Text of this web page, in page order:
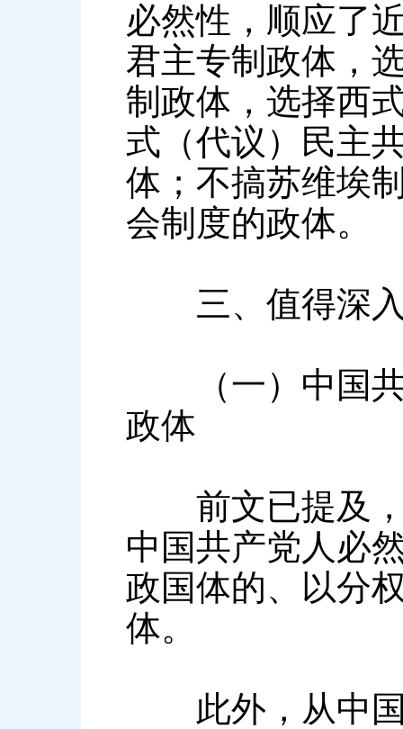
必然性，顺应了
君主专制政体，
制政体，选择西
式（代议）民主
体；不搞苏维埃
会制度的政体。
三、值得深入
（一）中国共
政体
前文已提及，
中国共产党人必
政国体的、以分
体。
此外，从中国